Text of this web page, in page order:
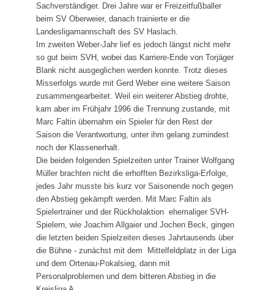
Sachverständiger. Drei Jahre war er Freizeit­fußballer
beim SV Oberweier, danach trainierte er die
Landesligamannschaft des SV Haslach.
Im zweiten Weber-Jahr lief es jedoch längst nicht mehr
so gut beim SVH, wobei das Karriere-Ende von Torjäger
Blank nicht ausgeglichen werden konnte. Trotz dieses
Misserfolgs wurde mit Gerd Weber eine weitere Saison
zusammengearbeitet. Weil ein weiterer Abstieg drohte,
kam aber im Frühjahr 1996 die Trennung zustande, mit
Marc Faltin übernahm ein Spieler für den Rest der
Saison die Verantwortung, unter ihm gelang zumindest
noch der Klassenerhalt.
Die beiden folgenden Spielzeiten unter Trainer Wolfgang
Müller brachten nicht die erhofften Bezirksliga-Erfolge,
jedes Jahr musste bis kurz vor Saisonende noch gegen
den Abstieg gekämpft werden. Mit Marc Faltin als
Spielertrainer und der Rückholaktion ehemaliger SVH-
Spielern, wie Joachim Allgaier und Jochen Beck, gingen
die letzten beiden Spielzeiten dieses Jahrtausends über
die Bühne - zu­nächst mit dem Mittelfeldplatz in der Liga
und dem Ortenau-Pokalsieg, dann mit
Personalproblemen und dem bitteren Abstieg in die